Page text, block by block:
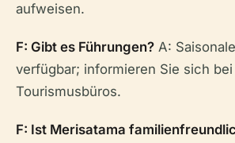
aufweisen.
F: Gibt es Führungen? A:
verfügbar; informieren Sie sich bei
Tourismusbüros.
F: Ist Merisatama